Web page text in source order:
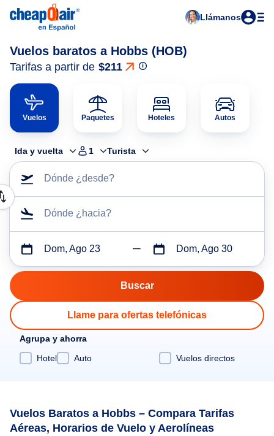
Llámanos
Vuelos baratos a Hobbs (HOB)
Tarifas a partir de $211
Vuelos Paquetes Hoteles Autos
Ida y vuelta 1 Turista
Dónde ¿desde?
Dónde ¿hacia?
Dom, Ago 23 Dom, Ago 30
Llame para ofertas telefónicas
Agrupa y ahorra
Hotel
Auto Vuelos directos
Vuelos Baratos a Hobbs – Compara Tarifas
Aéreas, Horarios de Vuelo y Aerolíneas